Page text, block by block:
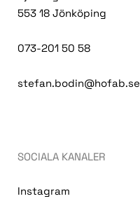
553 18 Jönköping
073-201 50 58
stefan.bodin@hofab.se
SOCIALA KANALER
Instagram